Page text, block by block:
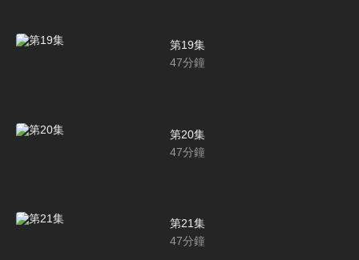
第19集
47分鐘
第20集
47分鐘
第21集
47分鐘